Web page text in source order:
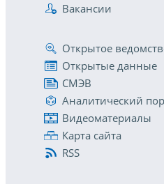
Вакансии
Открытое
Открытые данные
СМЭВ
Аналитический
Видеоматериалы
Карта сайта
RSS